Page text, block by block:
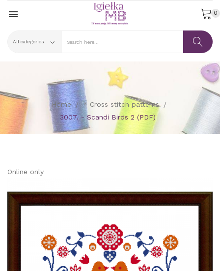
 0
Home
* Cross stitch patterns
3007. - Scandi Birds 2 (PDF)
Online only